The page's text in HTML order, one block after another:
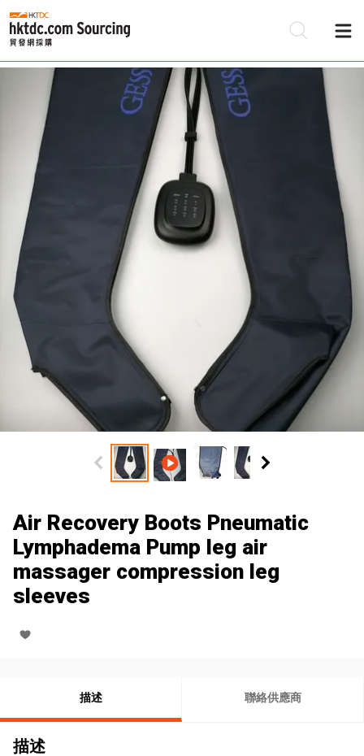
Air Recovery Boots Pneumatic
Lymphadema Pump leg air
massager compression leg
sleeves
描述 聯絡供應商
描述